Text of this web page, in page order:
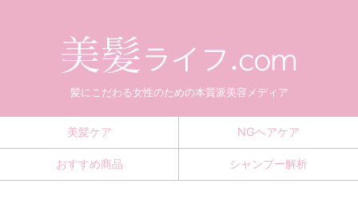
髪にこだわる女性のための本質派美容メディア
美髪ケア NGヘアケア
おすすめ商品 シャンプー解析